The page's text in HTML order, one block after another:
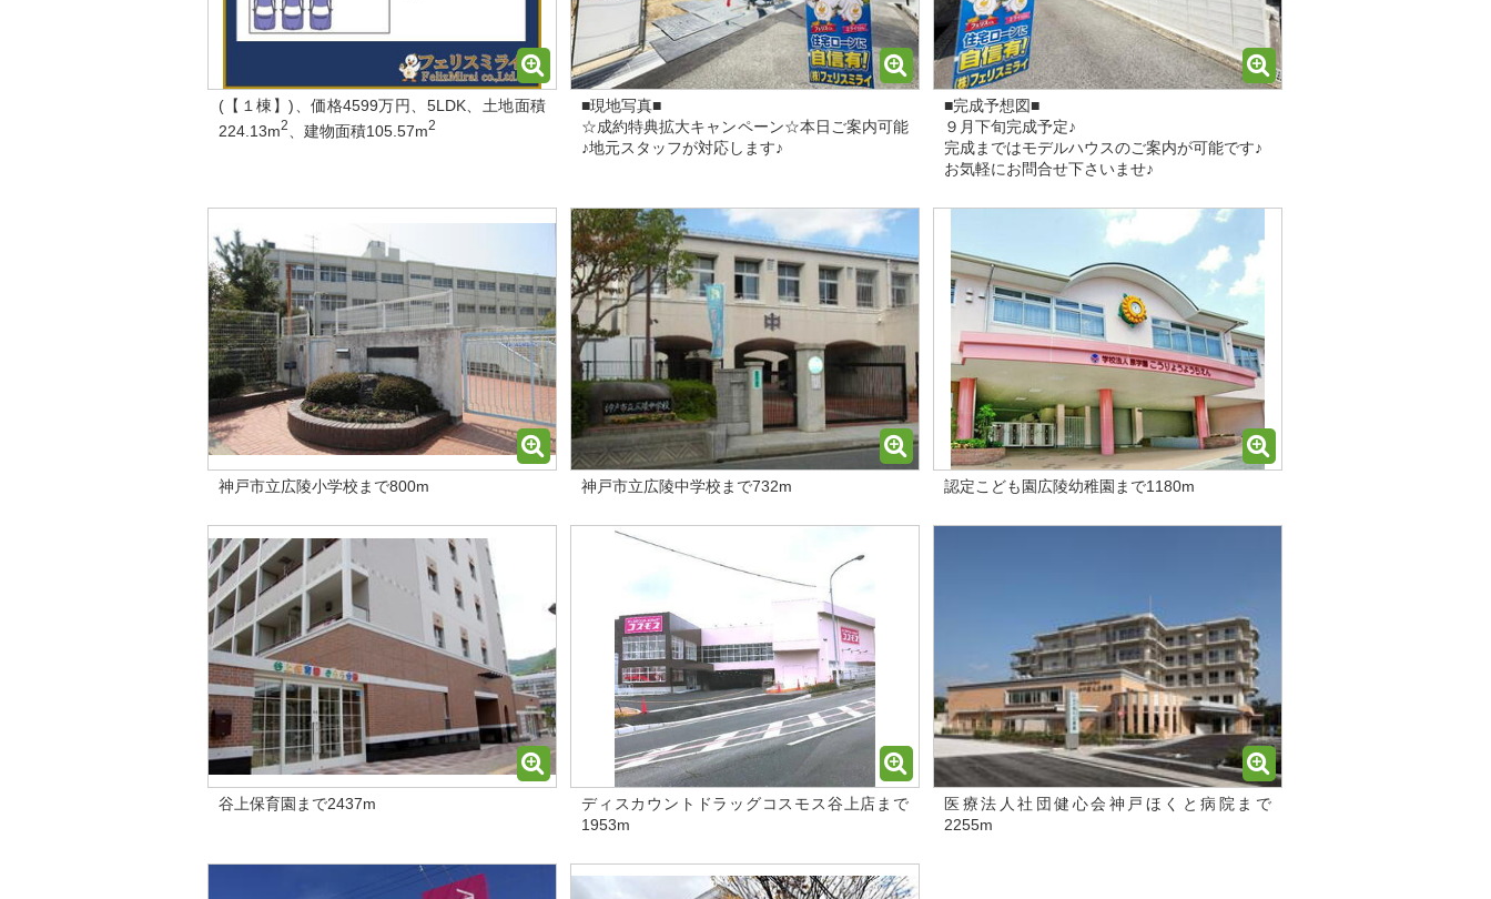
(【１棟】)、価格4599万円、5LDK、土地面積
224.13m2 、建物面積105.57m2
■現地写真■
☆成約特典拡大キャンペーン☆本日ご案内可能
♪地元スタッフが対応します♪
■完成予想図■
９月下旬完成予定♪
完成まではモデルハウスのご案内が可能です♪
お気軽にお問合せ下さいませ♪
神戸市立広陵小学校まで800m 神戸市立広陵中学校まで732m 認定こども園広陵幼稚園まで1180m
谷上保育園まで2437m
ディスカウントドラッグコスモス谷上店まで
1953m
医療法人社団健心会神戸ほくと病院まで
2255m